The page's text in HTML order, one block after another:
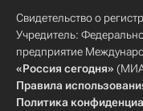
Свидетельство о
Учредитель:
предприятие
«Россия сегодня» (МИА
Правила
Политика